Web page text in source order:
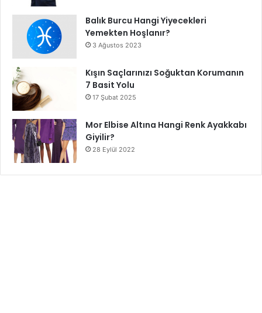
Balık Burcu Hangi Yiyecekleri
Yemekten Hoşlanır?
3 Ağustos 2023
Kışın Saçlarınızı Soğuktan Korumanın
7 Basit Yolu
17 Şubat 2025
Mor Elbise Altına Hangi Renk Ayakkabı
Giyilir?
28 Eylül 2022